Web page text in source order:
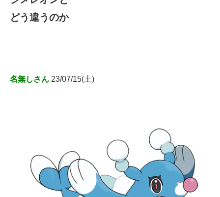
どう違うのか
名無しさん 23/07/15(土)